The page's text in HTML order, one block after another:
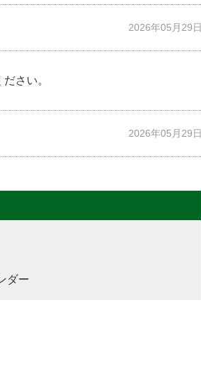
2026年05月29日
さい。
2026年05月29日
ダー